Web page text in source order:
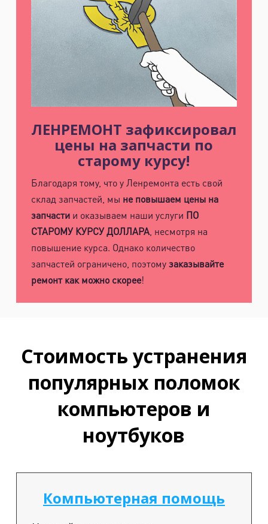
Промзона Мягловская, Всеволожский
муниципальный район, Ленинградская
область, ​Круговая улица, д. 47
ул. Решетникова, д.3
ЛЕНРЕМОНТ зафиксировал
цены на запчасти по
старому курсу!
Благодаря тому, что у Ленремонта есть свой
склад запчастей, мы не повышаем цены на
запчастии оказываем наши услуги ПО
СТАРОМУ КУРСУ ДОЛЛАРА, несмотря на
повышение курса. Однако количество
запчастей ограничено, поэтомузаказывайте
ремонт как можно скорее!
Стоимость устранения
популярных поломок
компьютеров и
ноутбуков
Компьютерная помощь